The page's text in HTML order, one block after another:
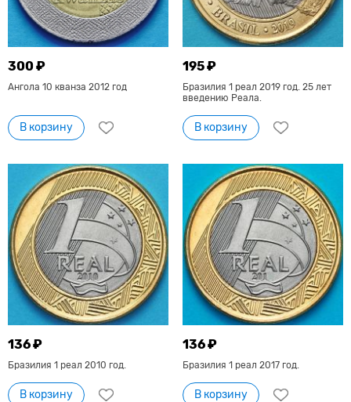
300 ₽
Ангола 10 кванза 2012 год
В корзину
195 ₽
Бразилия 1 реал 2019 год. 25 лет
введению Реала.
В корзину
136 ₽
Бразилия 1 реал 2010 год.
В корзину
136 ₽
Бразилия 1 реал 2017 год.
В корзину